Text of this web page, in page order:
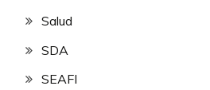
Salud
SDA
SEAFI